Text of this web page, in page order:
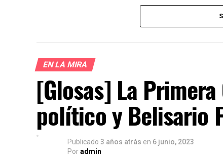
representar la mitad no pasaría.
Apoya el periodismo
EN LA MIRA
[Glosas] La
político y Belisario
Publicado 3 años atrás en 6 junio, 2023
Poradmin